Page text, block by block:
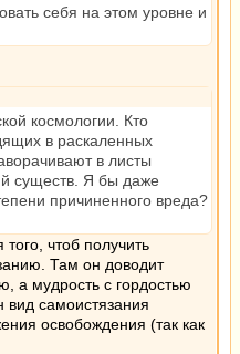
себя на этом уровне и
космологии. Кто
в раскаленных
в листы
существ. Я бы даже
причиненного вреда?
чтоб получить
Там он доводит
а мудрость с гордостью
вид самоистязания
освобождения (так как